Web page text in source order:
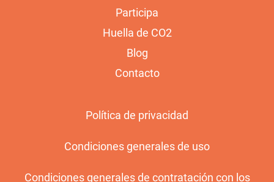
Participa
Huella de CO2
Blog
Contacto
Política de privacidad
Condiciones generales de uso
Condiciones generales de contratación con los